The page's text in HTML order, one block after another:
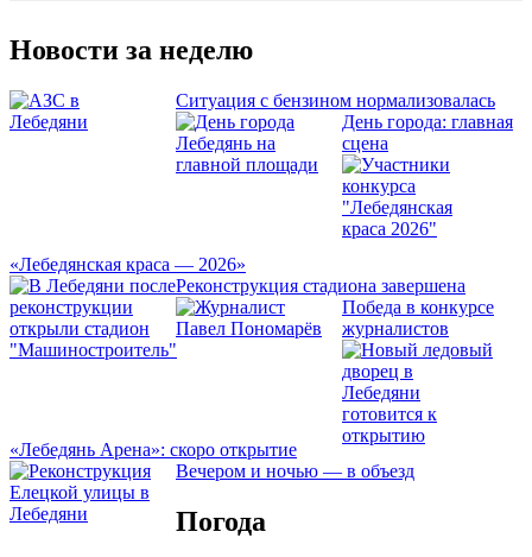
Новости за неделю
Ситуация с бензином нормализовалась
День города: главная
сцена
«Лебедянская краса — 2026»
Реконструкция стадиона завершена
Победа в конкурсе
журналистов
«Лебедянь Арена»: скоро открытие
Вечером и ночью — в объезд
Погода